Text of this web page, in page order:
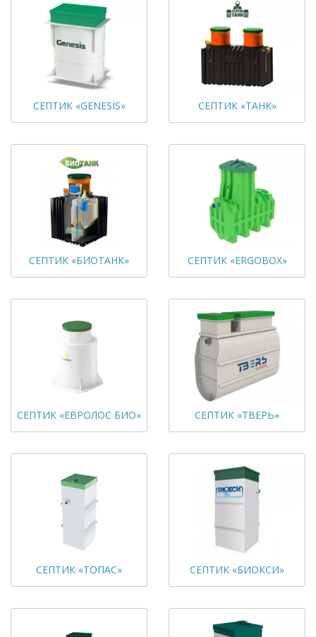
СЕПТИК «GENESIS» СЕПТИК «ТАНК»
СЕПТИК «БИОТАНК» СЕПТИК «ERGOBOX»
СЕПТИК «ЕВРОЛОС БИО» СЕПТИК «ТВЕРЬ»
СЕПТИК «ТОПАС» СЕПТИК «БИОКСИ»